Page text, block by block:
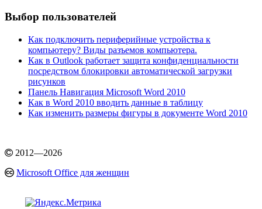
Выбор пользователей
Как подключить периферийные устройства к
компьютеру? Виды разъемов компьютера.
Как в Outlook работает защита конфиденциальности
посредством блокировки автоматической загрузки
рисунков
Панель Навигация Microsoft Word 2010
Как в Word 2010 вводить данные в таблицу
Как изменить размеры фигуры в документе Word 2010
2012—2026
Microsoft Office для женщин